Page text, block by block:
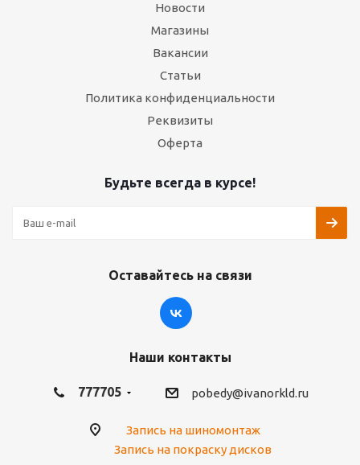
Новости
Магазины
Вакансии
Статьи
Политика конфиденциальности
Реквизиты
Оферта
Будьте всегда в курсе!
Оставайтесь на связи
Наши контакты
777705 pobedy@ivanorkld.ru
Запись на шиномонтаж
Запись на покраску дисков